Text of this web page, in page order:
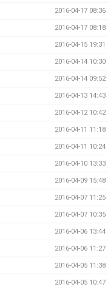
2016-04-17 08:36
2016-04-17 08:18
2016-04-15 19:31
2016-04-14 10:30
2016-04-14 09:52
2016-04-13 14:43
2016-04-12 10:42
2016-04-11 11:18
2016-04-11 10:24
2016-04-10 13:33
2016-04-09 15:48
2016-04-07 11:25
2016-04-07 10:35
2016-04-06 13:44
2016-04-06 11:27
2016-04-05 11:38
2016-04-05 10:47